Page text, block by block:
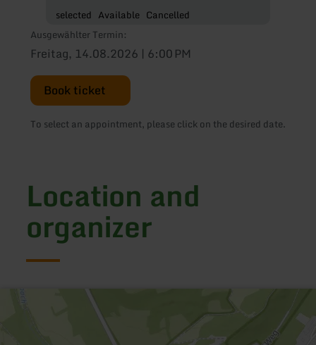
selected Available Cancelled
Ausgewählter Termin:
Freitag, 14.08.2026 | 6:00 PM
Book ticket
To select an appointment, please click on the desired date.
Location and
organizer